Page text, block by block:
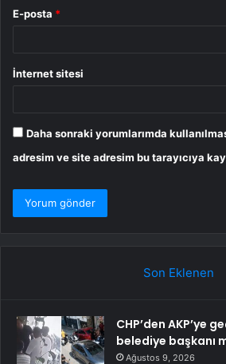
E-posta *
İnternet sitesi
Daha sonraki yorumlarımda
adresim ve site adresim bu tarayıcıya
Son Eklenen
CHP’den AKP’ye
belediye başkanı
Ağustos 9, 2026